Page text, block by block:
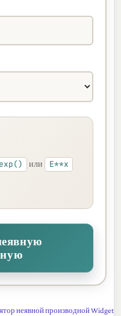
exp() или
E**x
неявной производной Widget